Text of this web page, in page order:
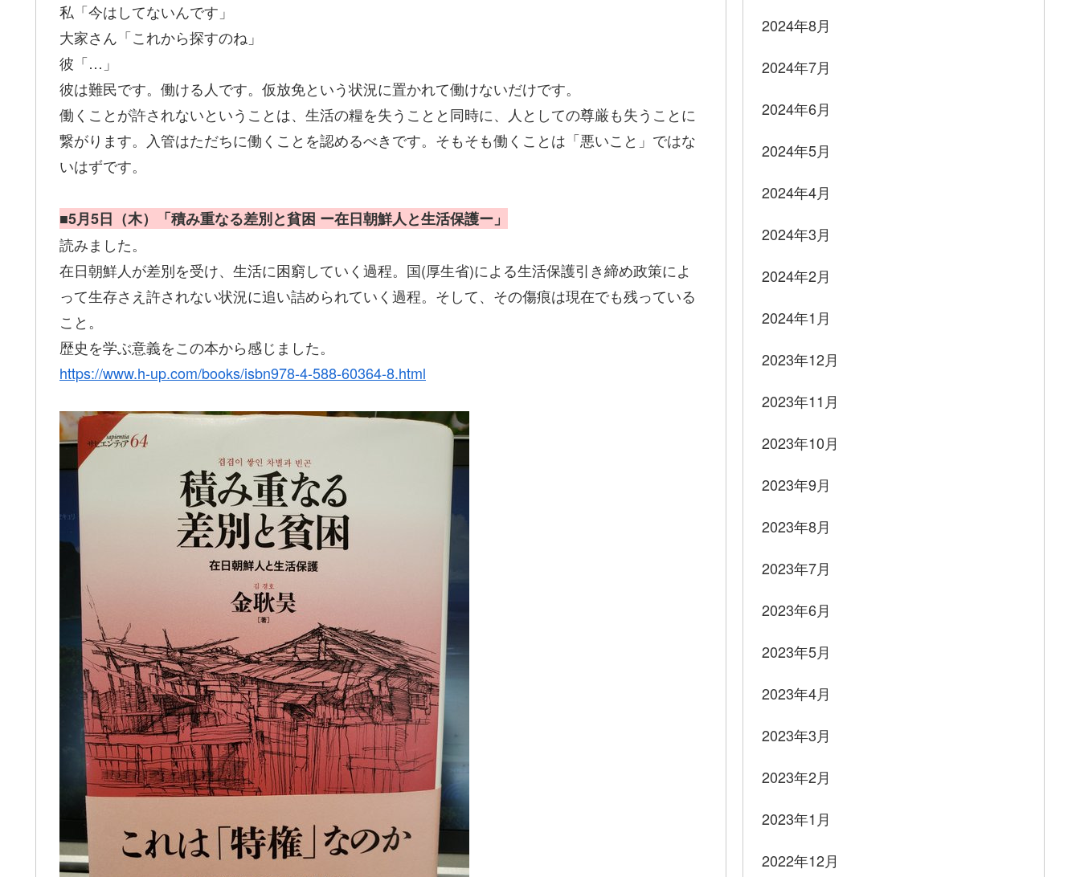
私「今はしてないんです」
大家さん「これから探すのね」
彼「…」
彼は難民です。働ける人です。仮放免という状況に置かれて働けないだけです。
働くことが許されないということは、生活の糧を失うことと同時に、人としての尊厳も失うことに
繋がります。入管はただちに働くことを認めるべきです。そもそも働くことは「悪いこと」ではな
いはずです。
■5月5日（木）「積み重なる差別と貧困 ー在日朝鮮人と生活保護ー」
読みました。
在日朝鮮人が差別を受け、生活に困窮していく過程。国(厚生省)による生活保護引き締め政策によ
って生存さえ許されない状況に追い詰められていく過程。そして、その傷痕は現在でも残っている
こと。
歴史を学ぶ意義をこの本から感じました。
https://www.h-up.com/books/isbn978-4-588-60364-8.html
2024年8月
2024年7月
2024年6月
2024年5月
2024年4月
2024年3月
2024年2月
2024年1月
2023年12月
2023年11月
2023年10月
2023年9月
2023年8月
2023年7月
2023年6月
2023年5月
2023年4月
2023年3月
2023年2月
2023年1月
2022年12月